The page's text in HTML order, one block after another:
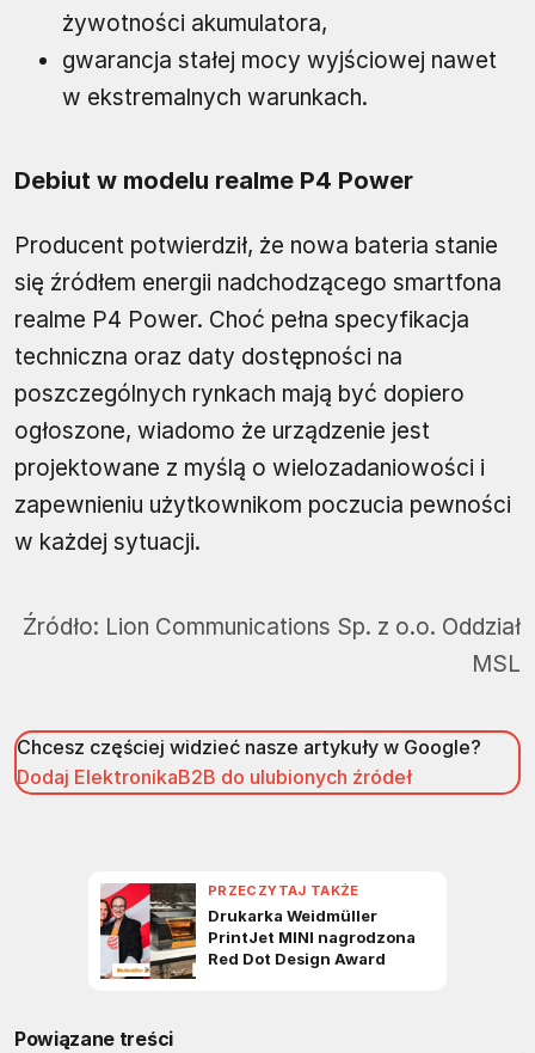
żywotności akumulatora,
gwarancja stałej mocy wyjściowej nawet
w ekstremalnych warunkach.
Debiut w modelu realme P4 Power
Producent potwierdził, że nowa bateria stanie
się źródłem energii nadchodzącego smartfona
realme P4 Power. Choć pełna specyfikacja
techniczna oraz daty dostępności na
poszczególnych rynkach mają być dopiero
ogłoszone, wiadomo że urządzenie jest
projektowane z myślą o wielozadaniowości i
zapewnieniu użytkownikom poczucia pewności
w każdej sytuacji.
Źródło: Lion Communications Sp. z o.o. Oddział
MSL
Chcesz częściej widzieć nasze artykuły w Google?
Dodaj ElektronikaB2B do ulubionych źródeł
Powiązane treści